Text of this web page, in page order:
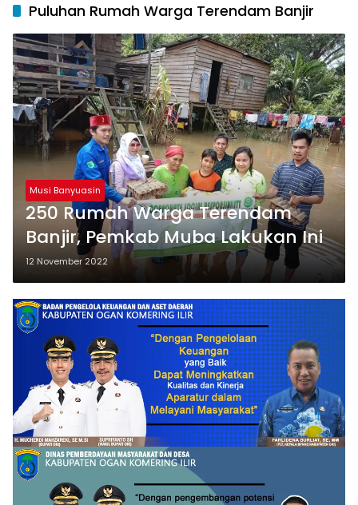
Puluhan Rumah Warga Terendam Banjir
Musi Banyuasin
250 Rumah Warga Terendam
Banjir, Pemkab Muba Lakukan Ini
12 November 2022